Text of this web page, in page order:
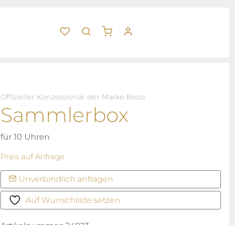
Offizieller Konzessionär der Marke Beco
Sammlerbox
für 10 Uhren
Preis auf Anfrage
Unverbindlich anfragen
Auf Wunschliste setzen